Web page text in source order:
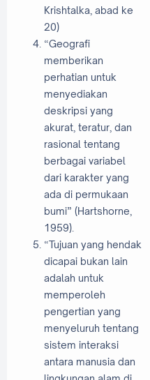
Krishtalka, abad ke
20)
“Geografi
memberikan
perhatian untuk
menyediakan
deskripsi yang
akurat, teratur, dan
rasional tentang
berbagai variabel
dari karakter yang
ada di permukaan
bumi” (Hartshorne,
1959).
“Tujuan yang hendak
dicapai bukan lain
adalah untuk
memperoleh
pengertian yang
menyeluruh tentang
sistem interaksi
antara manusia dan